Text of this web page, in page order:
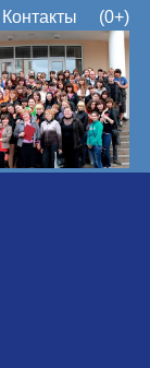
Контакты (0+)